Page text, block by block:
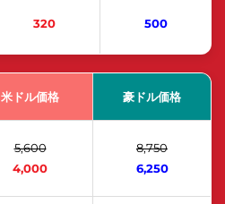
320 500
米ドル価格 豪ドル価格
5,600
4,000
8,750
6,250